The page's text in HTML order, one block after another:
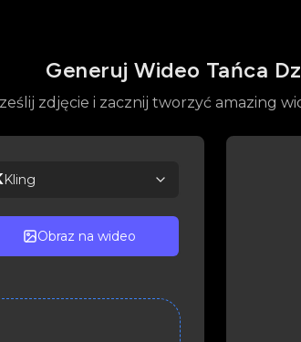
Generuj Wideo Tańca
zdjęcie i zacznij tworzyć amazing
Kling
Obraz na wideo